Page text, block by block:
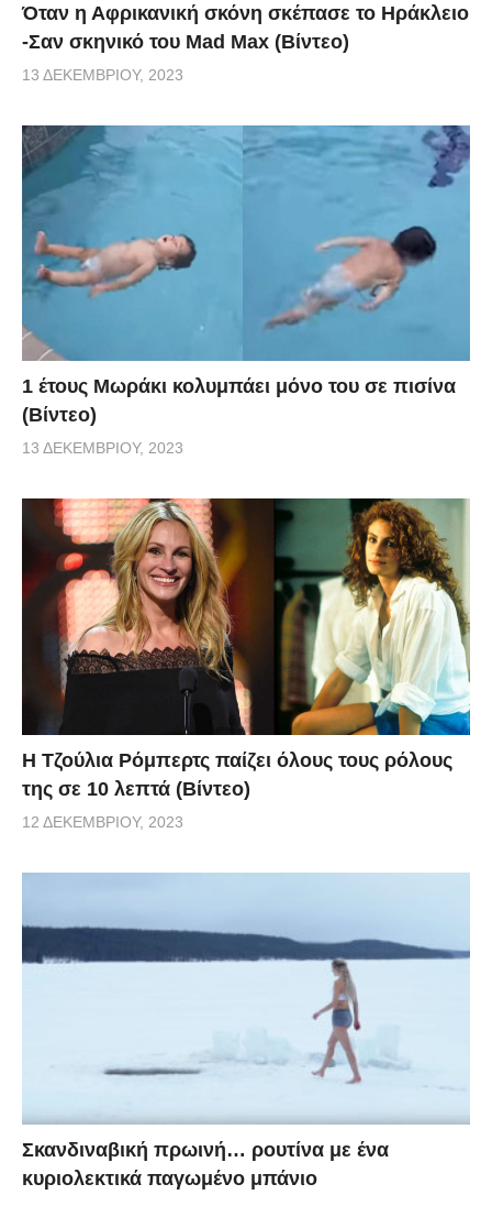
Όταν η Αφρικανική σκόνη σκέπασε το Ηράκλειο
-Σαν σκηνικό του Mad Max (Βίντεο)
13 ΔΕΚΕΜΒΡΊΟΥ, 2023
1 έτους Μωράκι κολυμπάει μόνο του σε πισίνα
(Βίντεο)
13 ΔΕΚΕΜΒΡΊΟΥ, 2023
Η Τζούλια Ρόμπερτς παίζει όλους τους ρόλους
της σε 10 λεπτά (Βίντεο)
12 ΔΕΚΕΜΒΡΊΟΥ, 2023
Σκανδιναβική πρωινή… ρουτίνα με ένα
κυριολεκτικά παγωμένο μπάνιο